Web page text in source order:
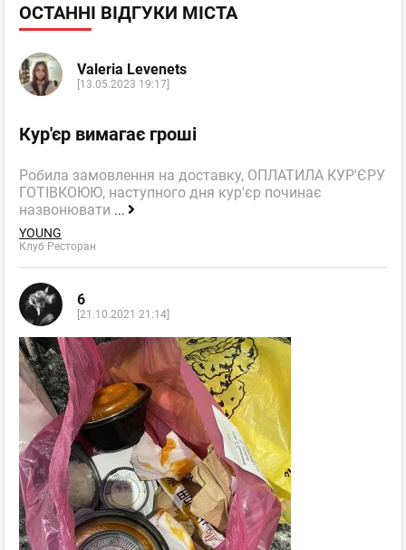
ОСТАННІ ВІДГУКИ МІСТА
Valeria Levenets
[13.05.2023 19:17]
Кур'єр вимагає гроші
Робила замовлення на доставку, ОПЛАТИЛА КУР'ЄРУ
ГОТІВКОЮЮ, наступного дня кур'єр починає
назвонювати ...
YOUNG
Клуб Ресторан
6
[21.10.2021 21:14]